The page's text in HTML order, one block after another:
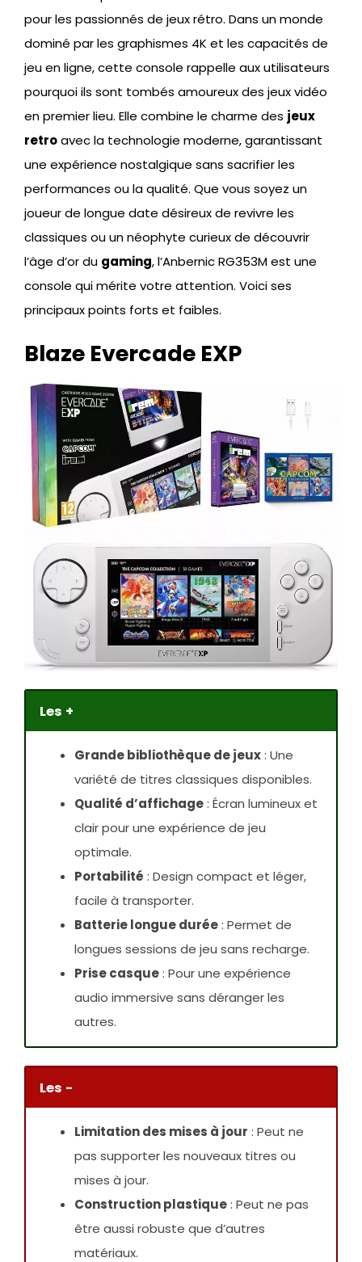
pour les passionnés de jeux rétro. Dans un monde
dominé par les graphismes 4K et les capacités de
jeu en ligne, cette console rappelle aux utilisateurs
pourquoi ils sont tombés amoureux des jeux vidéo
en premier lieu. Elle combine le charme des jeux
retroavec la technologie moderne, garantissant
une expérience nostalgique sans sacrifier les
performances ou la qualité. Que vous soyez un
joueur de longue date désireux de revivre les
classiques ou un néophyte curieux de découvrir
l’âge d’or du gaming, l’Anbernic RG353M est une
console qui mérite votre attention. Voici ses
principaux points forts et faibles.
Blaze Evercade EXP
Les +
Grande bibliothèque de jeux: Une
variété de titres classiques disponibles.
Qualité d’affichage: Écran lumineux et
clair pour une expérience de jeu
optimale.
Portabilité : Design compact et léger,
facile à transporter.
Batterie longue durée: Permet de
longues sessions de jeu sans recharge.
Prise casque: Pour une expérience
audio immersive sans déranger les
autres.
Les -
Limitation des mises à jour : Peut ne
pas supporter les nouveaux titres ou
mises à jour.
Construction plastique: Peut ne pas
être aussi robuste que d’autres
matériaux.